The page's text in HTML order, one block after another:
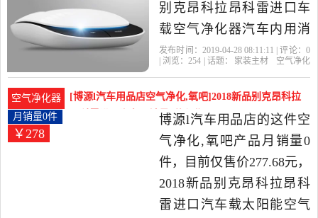
别克昂科拉昂科雷进口车
载空气净化器汽车内用消
除异味负离子香薰是2019
家装主材当中性价比很高
的空气净化器，由广东 广
州发货。
发布时间：2019-04-28 08:11:11 | 评论： 0
| 浏览：254 | 话题： 家装主材
空气净化
空气净化器
[博源l汽车用品店空气净化,氧吧]2018新品别克昂科拉
昂科雷进口汽车月销量0件仅售277.68元
￥278
月销量0件
博源l汽车用品店的这件空
气净化,氧吧产品月销量0
件，目前仅售价277.68元，
2018新品别克昂科拉昂科
雷进口汽车载太阳能空气